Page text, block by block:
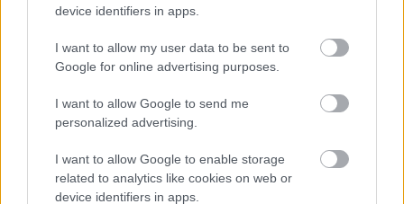
device identifiers in apps.
I want to allow my user data to be sent to
Google for online advertising purposes.
I want to allow Google to send me
personalized advertising.
I want to allow Google to enable storage
related to analytics like cookies on web or
device identifiers in apps.
Motoru Lublin
2026-08-04 12:54:54
poinformował Tomasz Włodarczyk z portalu Meczyki.pl, Kamil
Lukoszek z Górnika Zabrze zostanie wypożyczony do Motoru
Lukoszek w ostatnich miesiącach miał proble...